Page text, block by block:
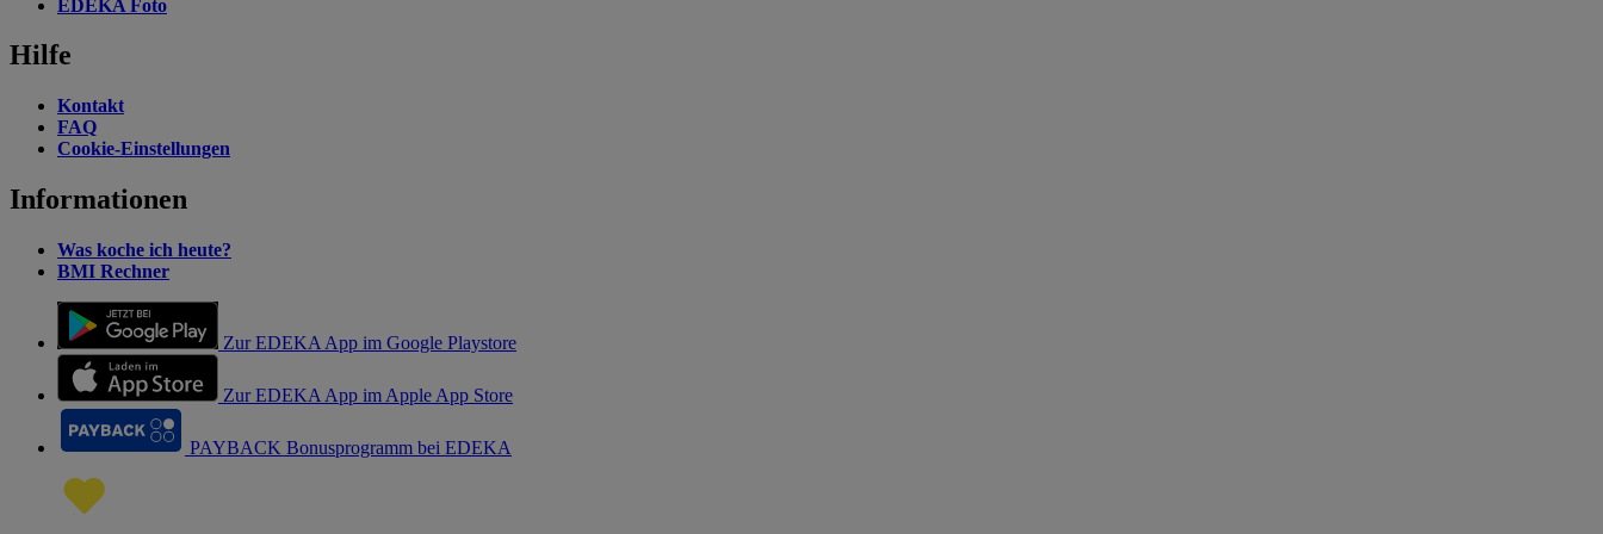
EDEKA Foto
Hilfe
Kontakt
FAQ
Cookie-Einstellungen
Informationen
Was koche ich heute?
BMI Rechner
Zur EDEKA App im Google Playstore
Zur EDEKA App im Apple App Store
PAYBACK Bonusprogramm bei EDEKA